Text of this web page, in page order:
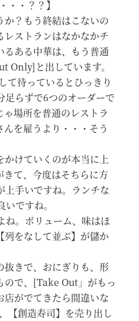
・・？？】
か？もう終結はこないの
ストランはなかなかチ
るある中華は、もう普通
Only]と出しています。
て待っているとひっきり
足らずで6つのオーダーで
場所を普通のレストラ
を雇うより・・・そう
けていくのが本当に上
て、今度はそちらに方
手いですね。ランチな
ですね。
ね。ボリューム、味はほ
列をなして並ぶ】が儲か
抜きで、おにぎりも、形
ので、[Take Out」がもっ
店がでてきたら間違いな
【創造寿司】を売り出し